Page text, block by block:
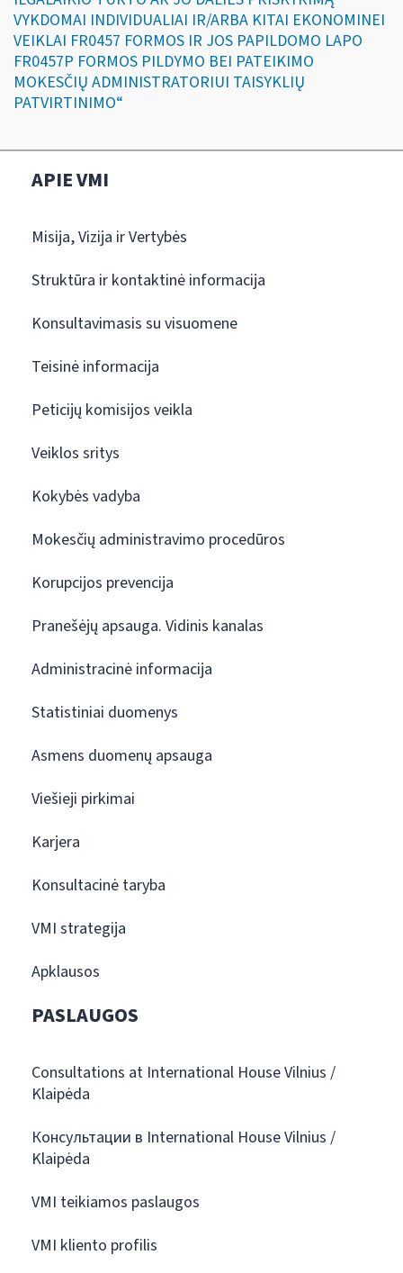
VYKDOMAI INDIVIDUALIAI IR/ARBA KITAI EKONOMINEI
VEIKLAI FR0457 FORMOS IR JOS PAPILDOMO LAPO
FR0457P FORMOS PILDYMO BEI PATEIKIMO
MOKESČIŲ ADMINISTRATORIUI TAISYKLIŲ
PATVIRTINIMO“
APIE VMI
Misija, Vizija ir Vertybės
Struktūra ir kontaktinė informacija
Konsultavimasis su visuomene
Teisinė informacija
Peticijų komisijos veikla
Veiklos sritys
Kokybės vadyba
Mokesčių administravimo procedūros
Korupcijos prevencija
Pranešėjų apsauga. Vidinis kanalas
Administracinė informacija
Statistiniai duomenys
Asmens duomenų apsauga
Viešieji pirkimai
Karjera
Konsultacinė taryba
VMI strategija
Apklausos
PASLAUGOS
Consultations at International House Vilnius /
Klaipėda
Консультации в International House Vilnius /
Klaipėda
VMI teikiamos paslaugos
VMI kliento profilis